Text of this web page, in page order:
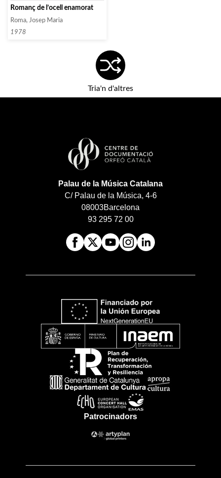
Romanç de l’ocell enamorat
Roma, Josep Maria
1978
Tria'n d'altres
Palau de la Música Catalana
C/ Palau de la Música, 4-6
08003Barcelona
93 295 72 00
Patrocinadors